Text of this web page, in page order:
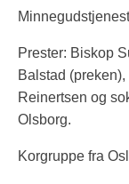
Prester: Biskop
Balstad
Reinertsen og
Olsborg.
Korgruppe fra